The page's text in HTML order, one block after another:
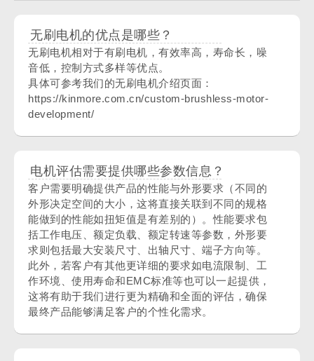
无刷电机的优点是哪些？
无刷电机相对于有刷电机，有效率高，寿命长，噪
音低，控制方式多样等优点。
具体可参考我们的无刷电机介绍页面：
https://kinmore.com.cn/custom-brushless-motor-
development/
电机评估需要提供哪些参数信息？
客户需要明确提供产品的性能与外形要求（不同的
外形决定空间的大小，这将直接关联到不同的规格
能做到的性能如扭矩值是有差别的）。性能要求包
括工作电压、额定负载、额定转速等参数，外形要
求则包括最大安装尺寸、出轴尺寸、端子方向等。
此外，若客户有其他更详细的要求如电流限制、工
作环境、使用寿命和EMC标准等也可以一起提供，
这将有助于我们进行更为精确和全面的评估，确保
最终产品能够满足客户的个性化需求。